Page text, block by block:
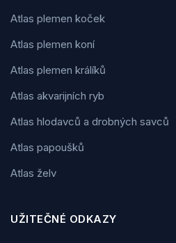
Atlas plemen koček
Atlas plemen koní
Atlas plemen králíků
Atlas akvarijních ryb
Atlas hlodavců a drobných savců
Atlas papoušků
Atlas želv
UŽITEČNÉ ODKAZY